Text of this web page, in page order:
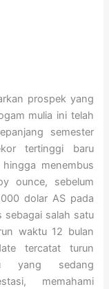
prospek yang
mulia ini telah
semester
tertinggi baru
menembus
ounce, sebelum
dolar AS pada
sebagai salah satu
waktu 12 bulan
tercatat turun
yang sedang
memahami